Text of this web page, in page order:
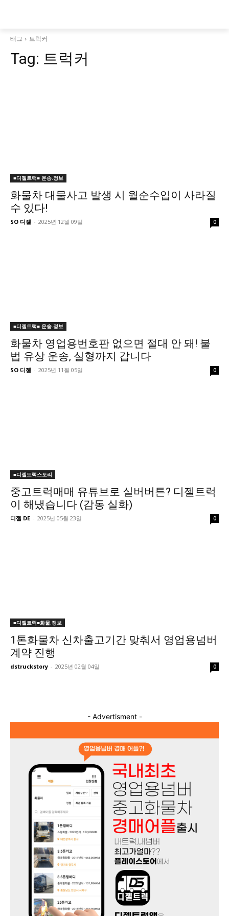
태그 트럭커
Tag: 트럭커
■디젤트럭■ 운송.정보
화물차 대물사고 발생 시 월순수입이 사라질
수 있다!
SO 디젤 - 2025년 12월 09일 0
■디젤트럭■ 운송.정보
화물차 영업용번호판 없으면 절대 안 돼! 불
법 유상 운송, 실형까지 갑니다
SO 디젤 - 2025년 11월 05일 0
■디젤트럭스토리
중고트럭매매 유튜브로 실버버튼? 디젤트럭
이 해냈습니다 (감동 실화)
디젤 DE - 2025년 05월 23일 0
■디젤트럭■화물.정보
1톤화물차 신차출고기간 맞춰서 영업용넘버
계약 진행
dstruckstory - 2025년 02월 04일 0
- Advertisment -